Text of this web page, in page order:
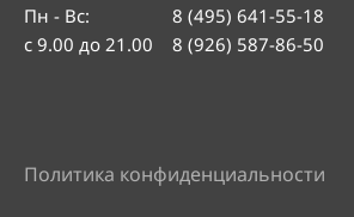
Пн - Вс:
с 9.00 до 21.00
8 (495) 641-55-18
8 (926) 587-86-50
Политика конфиденциальности